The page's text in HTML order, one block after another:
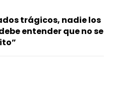
trágicos, nadie los
entender que no se